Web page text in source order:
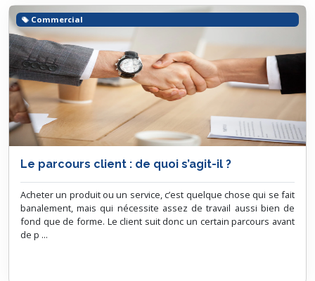
Le parcours client : de quoi s’agit-il ?
Acheter un produit ou un service, c’est quelque chose qui se fait
banalement, mais qui nécessite assez de travail aussi bien de
fond que de forme. Le client suit donc un certain parcours avant
de p ...
Commercial